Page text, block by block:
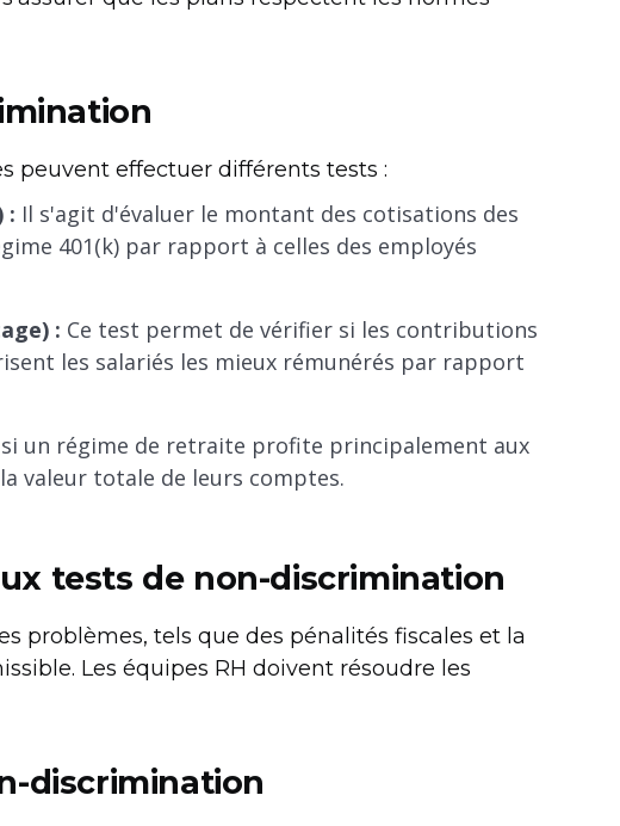
peuvent effectuer différents tests :
: Il s'agit d'évaluer le montant des cotisations des
401(k) par rapport à celles des employés
: Ce test permet de vérifier si les contributions
les salariés les mieux rémunérés par rapport
un régime de retraite profite principalement aux
valeur totale de leurs comptes.
tests de non-discrimination
problèmes, tels que des pénalités fiscales et la
Les équipes RH doivent résoudre les
discrimination